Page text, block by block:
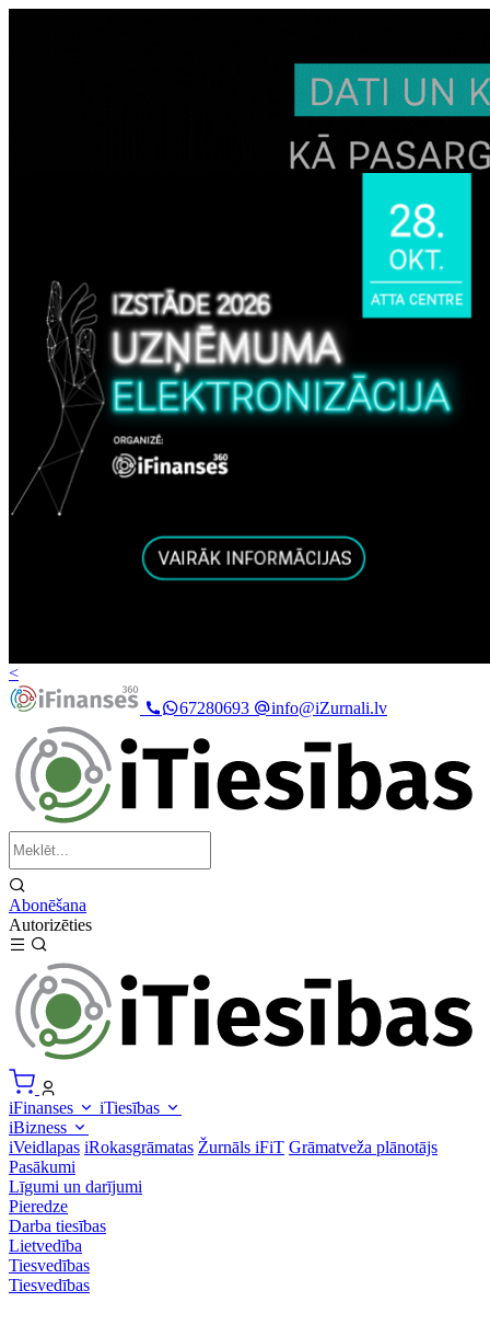
<
67280693
info@iZurnali.lv
Abonēšana
Autorizēties
iFinanses
iTiesības
iBizness
iVeidlapas iRokasgrāmatas Žurnāls iFiT Grāmatveža plānotājs
Pasākumi
Līgumi un darījumi
Pieredze
Darba tiesības
Lietvedība
Tiesvedības
Tiesvedības